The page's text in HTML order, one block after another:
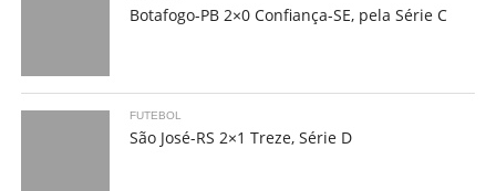
Botafogo-PB 2×0 Confiança-SE, pela Série C
FUTEBOL
São José-RS 2×1 Treze, Série D